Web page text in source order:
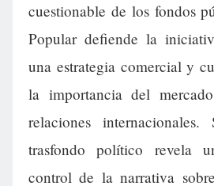
cuestionable de los fondos
Popular defiende la
una estrategia comercial y
la importancia del
relaciones
trasfondo político revela
control de la narrativa